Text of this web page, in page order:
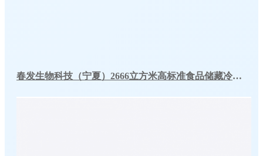
春发生物科技（宁夏）2666立方米高标准食品储藏冷库工程案例